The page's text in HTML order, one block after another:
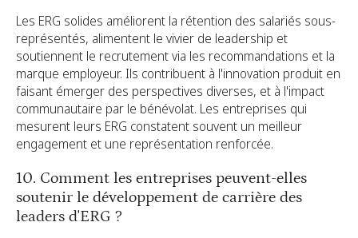
Les ERG solides améliorent la rétention des salariés sous-
représentés, alimentent le vivier de leadership et
soutiennent le recrutement via les recommandations et la
marque employeur. Ils contribuent à l'innovation produit en
faisant émerger des perspectives diverses, et à l'impact
communautaire par le bénévolat. Les entreprises qui
mesurent leurs ERG constatent souvent un meilleur
engagement et une représentation renforcée.
10. Comment les entreprises peuvent-elles
soutenir le développement de carrière des
leaders d'ERG ?